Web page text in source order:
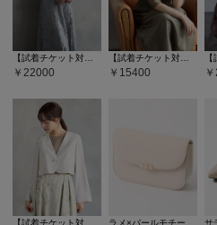
22000 15400